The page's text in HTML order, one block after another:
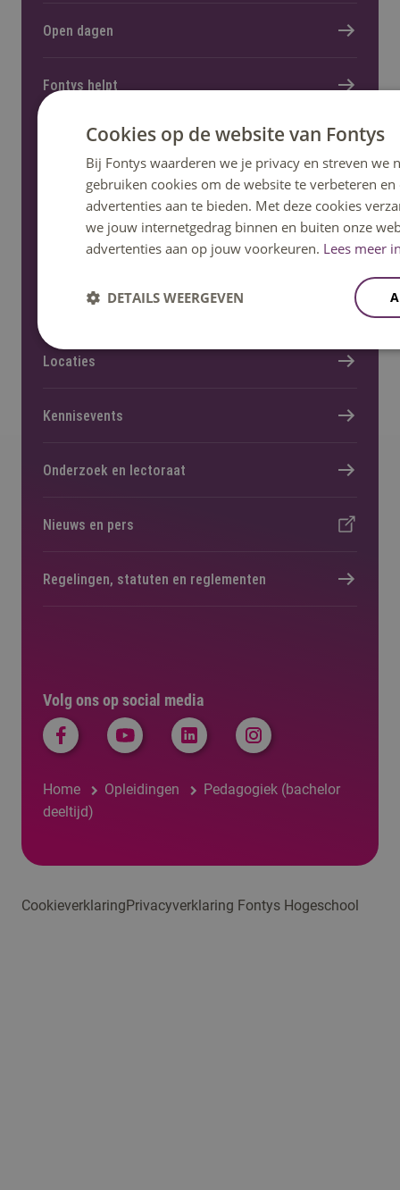
Volg ons op social media
Home Opleidingen
Pedagogiek (bachelor
deeltijd)
Open dagen
Fontys helpt
Informatie voor nieuwe studenten
Meer Fontys
Werken bij
Locaties
Kennisevents
Onderzoek en lectoraat
Nieuws en pers
Regelingen, statuten en reglementen
Cookieverklaring Privacyverklaring Fontys Hogeschool
Cookies op de website van Fontys
Bij Fontys waarderen we je privacy en streven we
gebruiken cookies om de website te verbeteren
advertenties aan te bieden. Met deze cookies
we jouw internetgedrag binnen en buiten onze
advertenties aan op jouw voorkeuren. Lees meer
DETAILS WEERGEVEN